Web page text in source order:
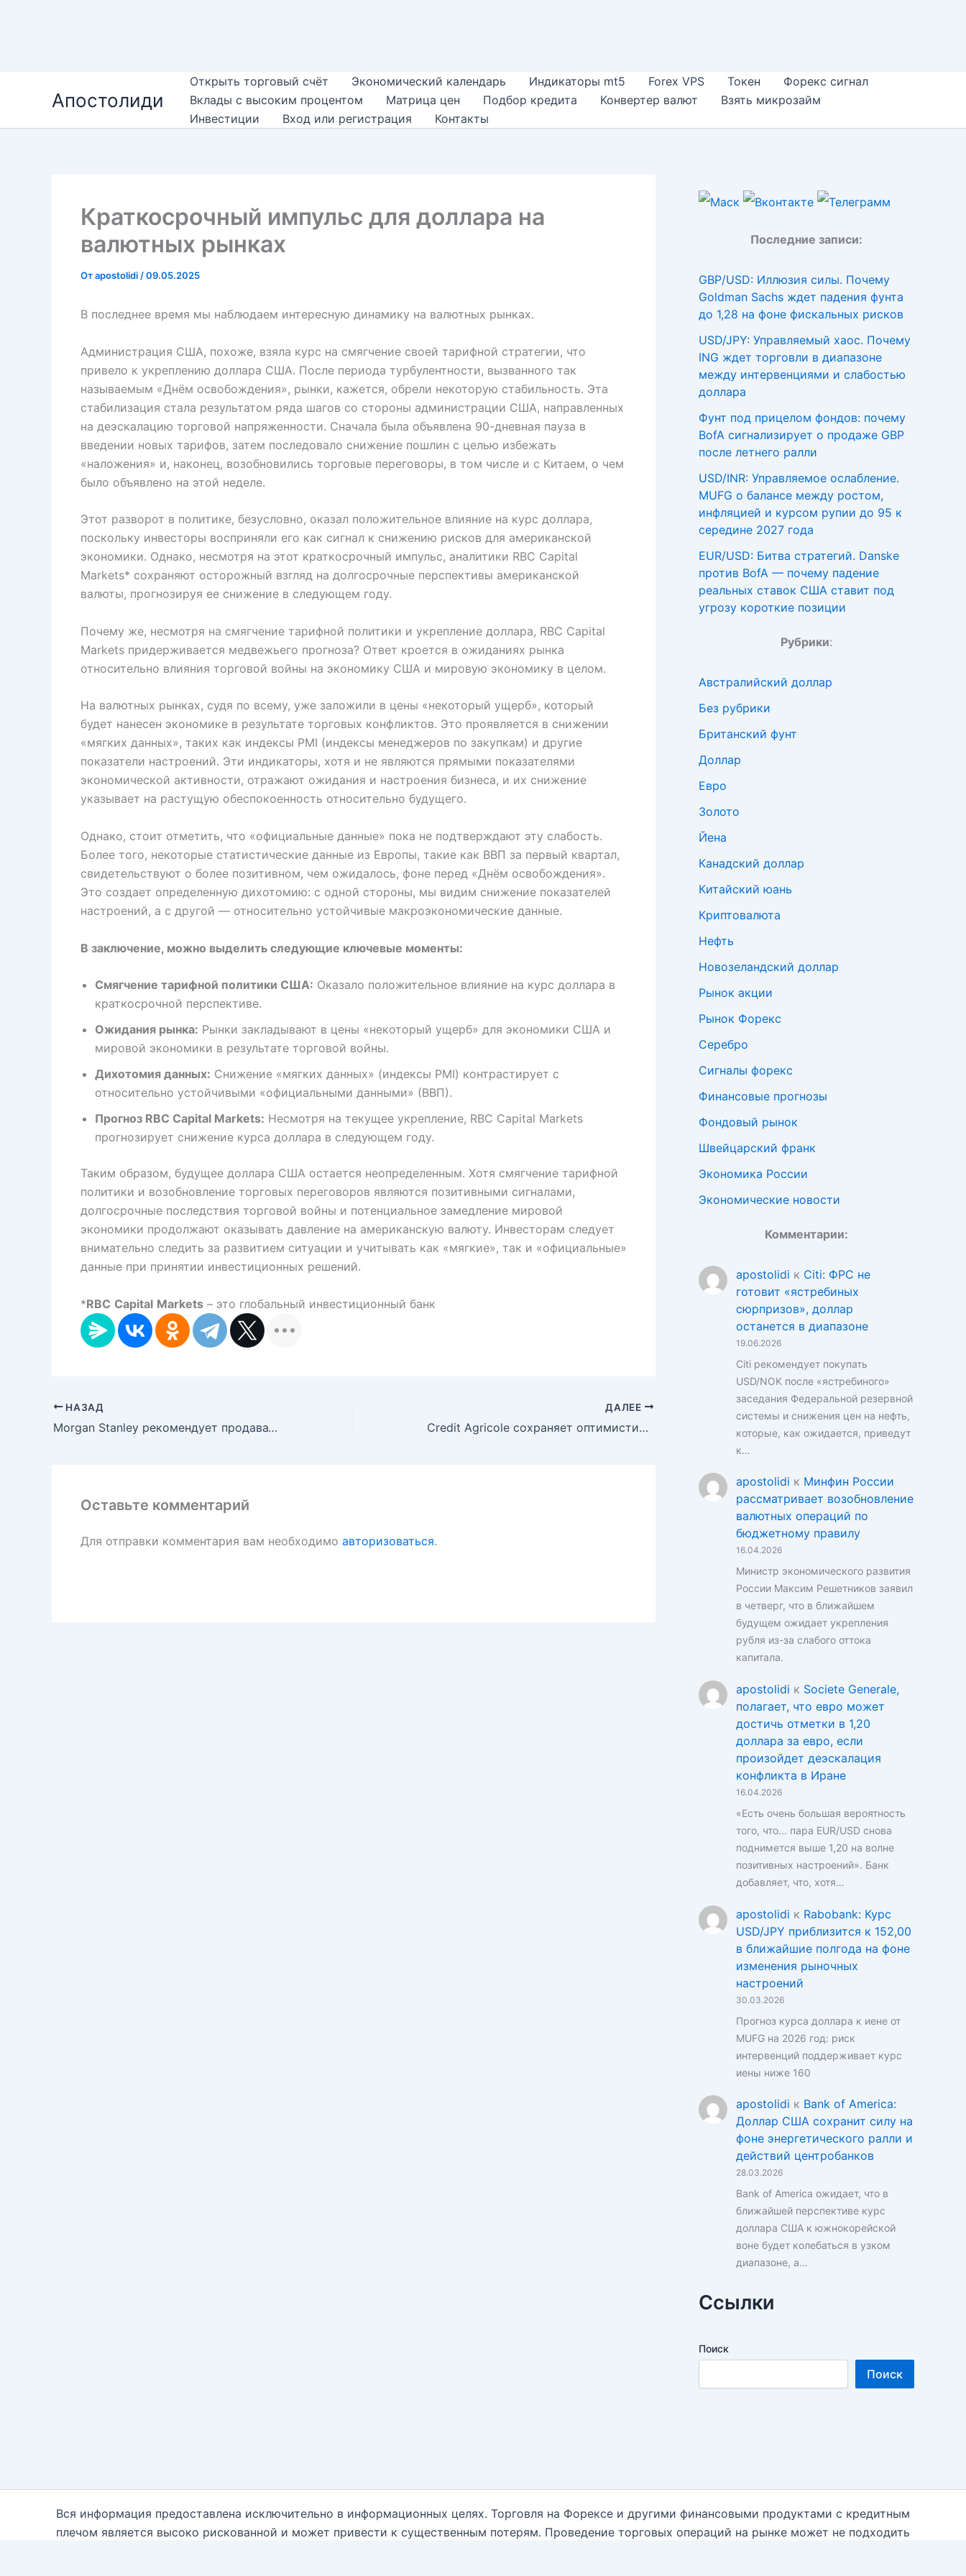
Апостолиди
Открыть торговый счёт Экономический календарь Индикаторы mt5 Forex VPS Токен
Форекс сигнал
Вклады с высоким процентом
Матрица цен Подбор кредита Конвертер валют
Взять микрозайм
Инвестиции
Вход или регистрация Контакты
Краткосрочный импульс для доллара на
валютных рынках
Отapostolidi /09.05.2025
В последнее время мы наблюдаем интересную динамику на валютных рынках.
Администрация США, похоже, взяла курс на смягчение своей тарифной стратегии, что
привело к укреплению доллара США. После периода турбулентности, вызванного так
называемым «Днём освобождения», рынки, кажется, обрели некоторую стабильность. Эта
стабилизация стала результатом ряда шагов со стороны администрации США, направленных
на деэскалацию торговой напряженности. Сначала была объявлена 90-дневная пауза в
введении новых тарифов, затем последовало снижение пошлин с целью избежать
«наложения» и, наконец, возобновились торговые переговоры, в том числе и с Китаем, о чем
было объявлено на этой неделе.
Этот разворот в политике, безусловно, оказал положительное влияние на курс доллара,
поскольку инвесторы восприняли его как сигнал к снижению рисков для американской
экономики. Однако, несмотря на этот краткосрочный импульс, аналитики RBC Capital
Markets* сохраняют осторожный взгляд на долгосрочные перспективы американской
валюты, прогнозируя ее снижение в следующем году.
Почему же, несмотря на смягчение тарифной политики и укрепление доллара, RBC Capital
Markets придерживается медвежьего прогноза? Ответ кроется в ожиданиях рынка
относительно влияния торговой войны на экономику США и мировую экономику в целом.
На валютных рынках, судя по всему, уже заложили в цены «некоторый ущерб», который
будет нанесен экономике в результате торговых конфликтов. Это проявляется в снижении
«мягких данных», таких как индексы PMI (индексы менеджеров по закупкам) и другие
показатели настроений. Эти индикаторы, хотя и не являются прямыми показателями
экономической активности, отражают ожидания и настроения бизнеса, и их снижение
указывает на растущую обеспокоенность относительно будущего.
Однако, стоит отметить, что «официальные данные» пока не подтверждают эту слабость.
Более того, некоторые статистические данные из Европы, такие как ВВП за первый квартал,
свидетельствуют о более позитивном, чем ожидалось, фоне перед «Днём освобождения».
Это создает определенную дихотомию: с одной стороны, мы видим снижение показателей
настроений, а с другой — относительно устойчивые макроэкономические данные.
В заключение, можно выделить следующие ключевые моменты:
Смягчение тарифной политики США: Оказало положительное влияние на курс доллара в
краткосрочной перспективе.
Ожидания рынка: Рынки закладывают в цены «некоторый ущерб» для экономики США и
мировой экономики в результате торговой войны.
Дихотомия данных: Снижение «мягких данных» (индексы PMI) контрастирует с
относительно устойчивыми «официальными данными» (ВВП).
Прогноз RBC Capital Markets: Несмотря на текущее укрепление, RBC Capital Markets
прогнозирует снижение курса доллара в следующем году.
Таким образом, будущее доллара США остается неопределенным. Хотя смягчение тарифной
политики и возобновление торговых переговоров являются позитивными сигналами,
долгосрочные последствия торговой войны и потенциальное замедление мировой
экономики продолжают оказывать давление на американскую валюту. Инвесторам следует
внимательно следить за развитием ситуации и учитывать как «мягкие», так и «официальные»
данные при принятии инвестиционных решений.
*RBC Capital Markets – это глобальный инвестиционный банк
НАЗАД
Morgan Stanley рекомендует продавать канадский доллар
ДАЛЕЕ
Credit Agricole сохраняет оптимистичный прогноз по отношению к доллару
Оставьте комментарий
Для отправки комментария вам необходимо авторизоваться.
Последние записи:
GBP/USD: Иллюзия силы. Почему
Goldman Sachs ждет падения фунта
до 1,28 на фоне фискальных рисков
USD/JPY: Управляемый хаос. Почему
ING ждет торговли в диапазоне
между интервенциями и слабостью
доллара
Фунт под прицелом фондов: почему
BofA сигнализирует о продаже GBP
после летнего ралли
USD/INR: Управляемое ослабление.
MUFG о балансе между ростом,
инфляцией и курсом рупии до 95 к
середине 2027 года
EUR/USD: Битва стратегий. Danske
против BofA — почему падение
реальных ставок США ставит под
угрозу короткие позиции
Рубрики:
Австралийский доллар
Без рубрики
Британский фунт
Доллар
Евро
Золото
Йена
Канадский доллар
Китайский юань
Криптовалюта
Нефть
Новозеландский доллар
Рынок акции
Рынок Форекс
Серебро
Сигналы форекс
Финансовые прогнозы
Фондовый рынок
Швейцарский франк
Экономика России
Экономические новости
Комментарии:
apostolidi к Citi: ФРС не
готовит «ястребиных
сюрпризов», доллар
останется в диапазоне
19.06.2026
Citi рекомендует покупать
USD/NOK после «ястребиного»
заседания Федеральной резервной
системы и снижения цен на нефть,
которые, как ожидается, приведут
к…
apostolidi к Минфин России
рассматривает возобновление
валютных операций по
бюджетному правилу
16.04.2026
Министр экономического развития
России Максим Решетников заявил
в четверг, что в ближайшем
будущем ожидает укрепления
рубля из-за слабого оттока
капитала.
apostolidi к Societe Generale,
полагает, что евро может
достичь отметки в 1,20
доллара за евро, если
произойдет деэскалация
конфликта в Иране
16.04.2026
«Есть очень большая вероятность
того, что... пара EUR/USD снова
поднимется выше 1,20 на волне
позитивных настроений». Банк
добавляет, что, хотя…
apostolidi к Rabobank: Курс
USD/JPY приблизится к 152,00
в ближайшие полгода на фоне
изменения рыночных
настроений
30.03.2026
Прогноз курса доллара к иене от
MUFG на 2026 год: риск
интервенций поддерживает курс
иены ниже 160
apostolidi к Bank of America:
Доллар США сохранит силу на
фоне энергетического ралли и
действий центробанков
28.03.2026
Bank of America ожидает, что в
ближайшей перспективе курс
доллара США к южнокорейской
воне будет колебаться в узком
диапазоне, а…
Ссылки
Поиск
Поиск
Вся информация предоставлена исключительно в информационных целях. Торговля на Форексе и другими финансовыми продуктами с кредитным
плечом является высоко рискованной и может привести к существенным потерям. Проведение торговых операций на рынке может не подходить